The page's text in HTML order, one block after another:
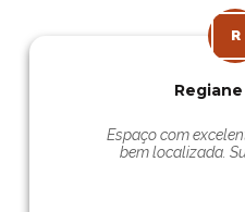
Espaço com
bem localizada.